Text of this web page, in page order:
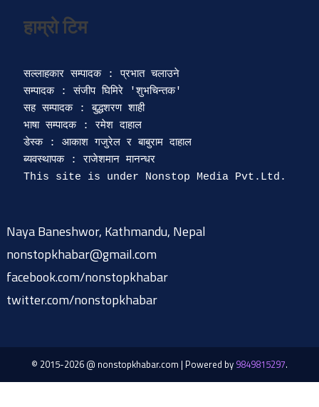
हाम्रो टिम
सल्लाहकार सम्पादक : प्रभात चलाउने
सम्पादक : संजीप घिमिरे 'शुभचिन्तक'
सह सम्पादक : बुद्धशरण शाही
भाषा सम्पादक : रमेश दाहाल
डेस्क : आकाश गजुरेल र बाबुराम दाहाल
ब्यवस्थापक : राजेशमान मानन्धर
Naya Baneshwor, Kathmandu, Nepal
nonstopkhabar@gmail.com
facebook.com/nonstopkhabar
twitter.com/nonstopkhabar
© 2015-2026 @ nonstopkhabar.com | Powered by 9849815297.